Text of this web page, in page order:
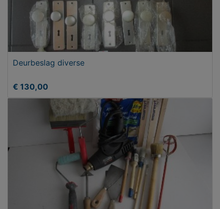
Deurbeslag diverse
€ 130,00